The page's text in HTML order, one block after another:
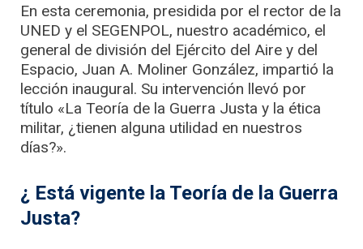
En esta ceremonia, presidida por el rector de la
UNED y el SEGENPOL, nuestro académico, el
general de división del Ejército del Aire y del
Espacio, Juan A. Moliner González, impartió la
lección inaugural. Su intervención llevó por
título «La Teoría de la Guerra Justa y la ética
militar, ¿tienen alguna utilidad en nuestros
días?».
¿ Está vigente la Teoría de la Guerra
Justa?